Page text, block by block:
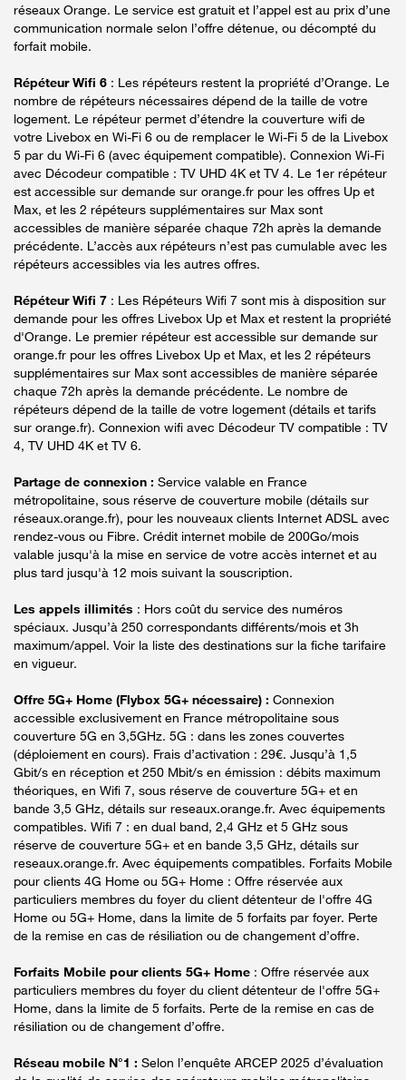
réseaux Orange. Le service est gratuit et l’appel est au prix d’une
communication normale selon l’offre détenue, ou décompté du
forfait mobile.
Répéteur Wifi 6 : Les répéteurs restent la propriété d’Orange. Le
nombre de répéteurs nécessaires dépend de la taille de votre
logement. Le répéteur permet d’étendre la couverture wifi de
votre Livebox en Wi-Fi 6 ou de remplacer le Wi-Fi 5 de la Livebox
5 par du Wi-Fi 6 (avec équipement compatible). Connexion Wi-Fi
avec Décodeur compatible : TV UHD 4K et TV 4. Le 1er répéteur
est accessible sur demande sur orange.fr pour les offres Up et
Max, et les 2 répéteurs supplémentaires sur Max sont
accessibles de manière séparée chaque 72h après la demande
précédente. L’accès aux répéteurs n’est pas cumulable avec les
répéteurs accessibles via les autres offres.
Répéteur Wifi 7 : Les Répéteurs Wifi 7 sont mis à disposition sur
demande pour les offres Livebox Up et Max et restent la propriété
d'Orange. Le premier répéteur est accessible sur demande sur
orange.fr pour les offres Livebox Up et Max, et les 2 répéteurs
supplémentaires sur Max sont accessibles de manière séparée
chaque 72h après la demande précédente. Le nombre de
répéteurs dépend de la taille de votre logement (détails et tarifs
sur orange.fr). Connexion wifi avec Décodeur TV compatible : TV
4, TV UHD 4K et TV 6.
Partage de connexion : Service valable en France
métropolitaine, sous réserve de couverture mobile (détails sur
réseaux.orange.fr), pour les nouveaux clients Internet ADSL avec
rendez-vous ou Fibre. Crédit internet mobile de 200Go/mois
valable jusqu'à la mise en service de votre accès internet et au
plus tard jusqu'à 12 mois suivant la souscription.
Les appels illimités : Hors coût du service des numéros
spéciaux. Jusqu’à 250 correspondants différents/mois et 3h
maximum/appel. Voir la liste des destinations sur la fiche tarifaire
en vigueur.
Offre 5G+ Home (Flybox 5G+ nécessaire) : Connexion
accessible exclusivement en France métropolitaine sous
couverture 5G en 3,5GHz. 5G : dans les zones couvertes
(déploiement en cours). Frais d’activation : 29€. Jusqu’à 1,5
Gbit/s en réception et 250 Mbit/s en émission : débits maximum
théoriques, en Wifi 7, sous réserve de couverture 5G+ et en
bande 3,5 GHz, détails sur reseaux.orange.fr. Avec équipements
compatibles. Wifi 7 : en dual band, 2,4 GHz et 5 GHz sous
réserve de couverture 5G+ et en bande 3,5 GHz, détails sur
reseaux.orange.fr. Avec équipements compatibles. Forfaits Mobile
pour clients 4G Home ou 5G+ Home : Offre réservée aux
particuliers membres du foyer du client détenteur de l'offre 4G
Home ou 5G+ Home, dans la limite de 5 forfaits par foyer. Perte
de la remise en cas de résiliation ou de changement d’offre.
Forfaits Mobile pour clients 5G+ Home : Offre réservée aux
particuliers membres du foyer du client détenteur de l'offre 5G+
Home, dans la limite de 5 forfaits. Perte de la remise en cas de
résiliation ou de changement d’offre.
Réseau mobile N°1 : Selon l’enquête ARCEP 2025 d’évaluation